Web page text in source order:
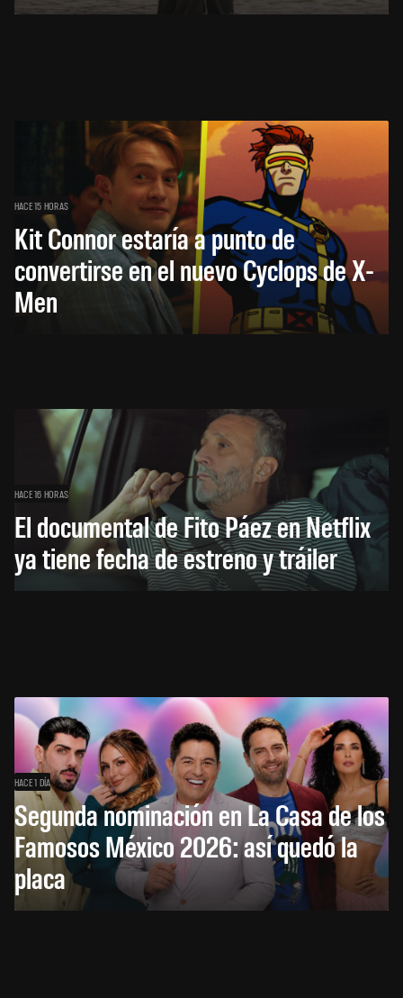
HACE 15 HORAS
Kit Connor estaría a punto de
convertirse en el nuevo Cyclops de X-
Men
HACE 16 HORAS
El documental de Fito Páez en Netflix
ya tiene fecha de estreno y tráiler
HACE 1 DÍA
Segunda nominación en La Casa de los
Famosos México 2026: así quedó la
placa